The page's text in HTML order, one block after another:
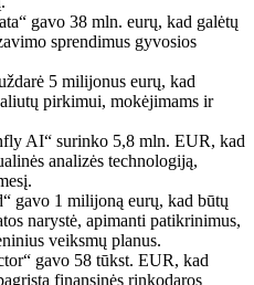
gavo 38 mln. eurų, kad galėtų
sprendimus gyvosios
5 milijonus eurų, kad
pirkimui, mokėjimams ir
AI“ surinko 5,8 mln. EUR, kad
analizės technologiją,
gavo 1 milijoną eurų, kad būtų
narystė, apimanti patikrinimus,
veiksmų planus.
gavo 58 tūkst. EUR, kad
finansinės rinkodaros